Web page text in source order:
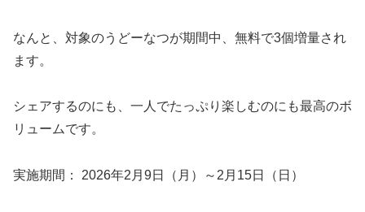
なんと、対象のうどーなつが期間中、無料で3個増量され
ます。
シェアするのにも、一人でたっぷり楽しむのにも最高のボ
リュームです。
実施期間： 2026年2月9日（月）～2月15日（日）